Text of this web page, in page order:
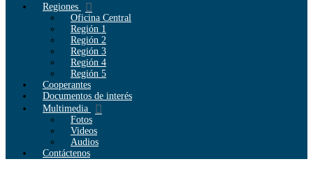
Regiones
Oficina Central
Región 1
Región 2
Región 3
Región 4
Región 5
Cooperantes
Documentos de interés
Multimedia
Fotos
Videos
Audios
Contáctenos